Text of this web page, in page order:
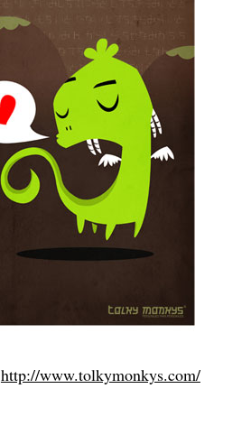
http://www.tolkymonkys.com/